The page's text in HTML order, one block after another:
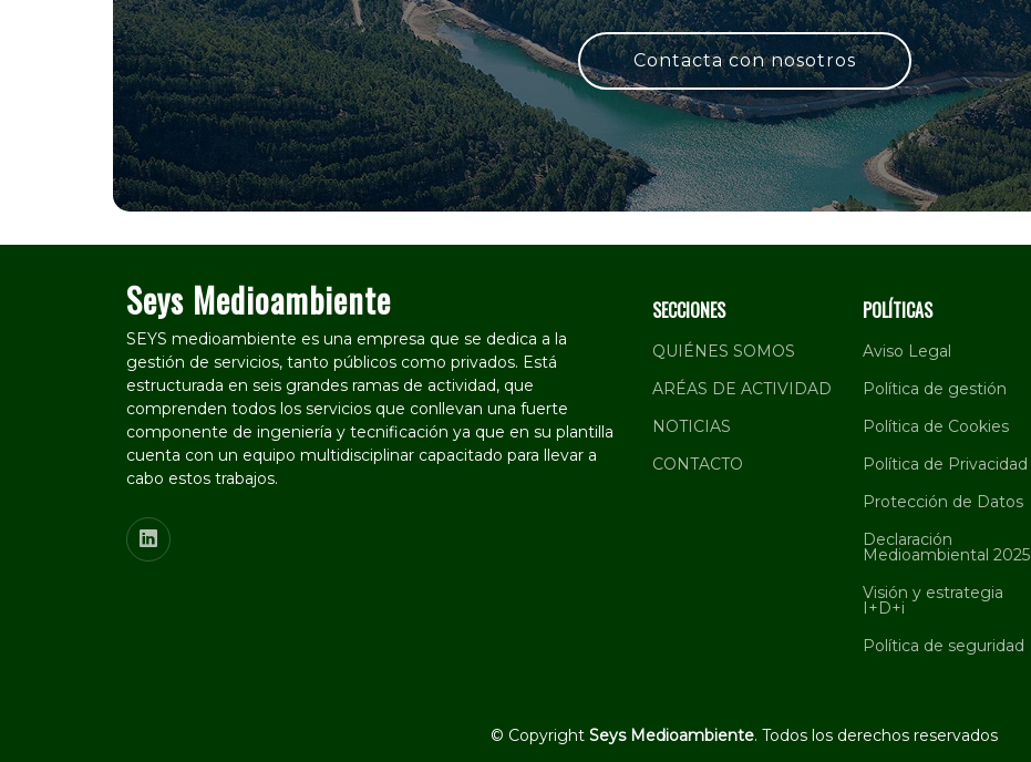
Contacta con nosotros
Seys Medioambiente
SEYS medioambiente es una empresa que se dedica a la
gestión de servicios, tanto públicos como privados. Está
estructurada en seis grandes ramas de actividad, que
comprenden todos los servicios que conllevan una fuerte
componente de ingeniería y tecnificación ya que en su plantilla
cuenta con un equipo multidisciplinar capacitado para llevar a
cabo estos trabajos.
SECCIONES
QUIÉNES SOMOS
ARÉAS DE ACTIVIDAD
NOTICIAS
CONTACTO
POLÍTICAS
Aviso Legal
Política de gestión
Política de Cookies
Política de Privacidad
Protección de Datos
Declaración
Medioambiental 2025
Visión y estrategia
I+D+i
Política de seguridad
© Copyright Seys Medioambiente. Todos los derechos reservados